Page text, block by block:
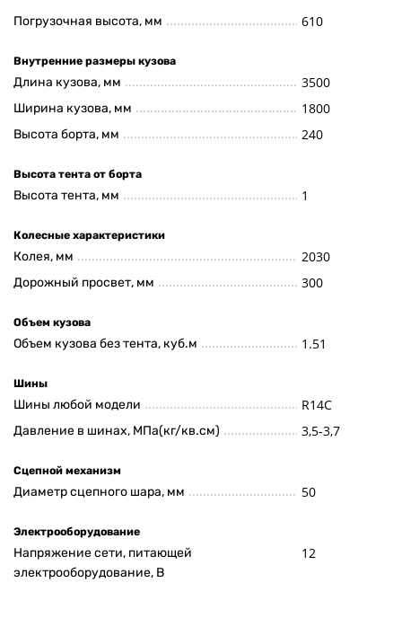
Погрузочная высота, мм 610
Внутренние размеры кузова
Длина кузова, мм 3500
Ширина кузова, мм 1800
Высота борта, мм 240
Высота тента от борта
Высота тента, мм 1
Колесные характеристики
Колея, мм 2030
Дорожный просвет, мм 300
Объем кузова
Объем кузова без тента, куб.м 1.51
Шины
Шины любой модели R14C
Давление в шинах, МПа(кг/кв.см) 3,5-3,7
Сцепной механизм
Диаметр сцепного шара, мм 50
Электрооборудование
Напряжение сети, питающей
электрооборудование, В
12